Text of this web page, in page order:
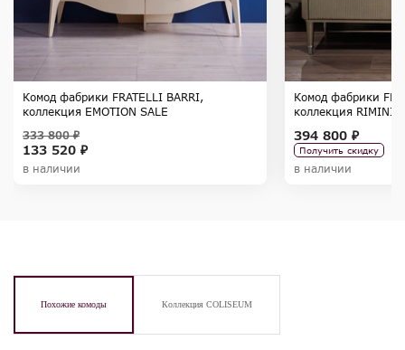
Комод фабрики FRATELLI BARRI,
коллекция EMOTION SALE
133 520 ₽
333 800 ₽
в наличии
Комод фабрики
коллекция RIMINI
394 800 ₽
Получить скидку
в наличии
Похожие комоды Коллекция COLISEUM